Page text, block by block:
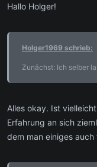
Hallo Holger!
Holger1969 schrieb:
Zunächst: Ich selber
Alles okay. Ist
Erfahrung an sich
dem man einiges